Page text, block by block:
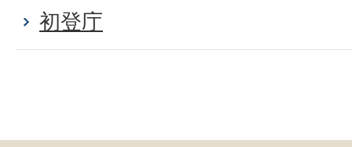
初登庁